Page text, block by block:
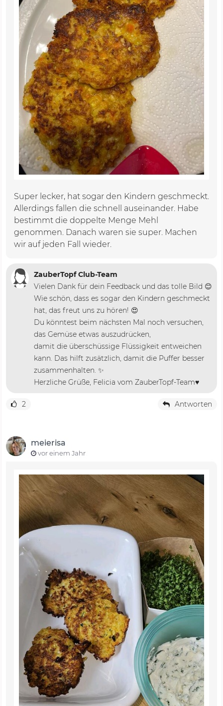
Super lecker, hat sogar den Kindern geschmeckt.
Allerdings fallen die schnell auseinander. Habe
bestimmt die doppelte Menge Mehl
genommen. Danach waren sie super. Machen
wir auf jeden Fall wieder.
ZauberTopf Club-Team
Vielen Dank für dein Feedback und das tolle Bild 😊
Wie schön, dass es sogar den Kindern geschmeckt
hat, das freut uns zu hören! 😍
Du könntest beim nächsten Mal noch versuchen,
das Gemüse etwas auszudrücken,
damit die überschüssige Flüssigkeit entweichen
kann. Das hilft zusätzlich, damit die Puffer besser
zusammenhalten. ✨
Herzliche Grüße, Felicia vom ZauberTopf-Team♥️
2 Antworten
meierisa
vor einem Jahr